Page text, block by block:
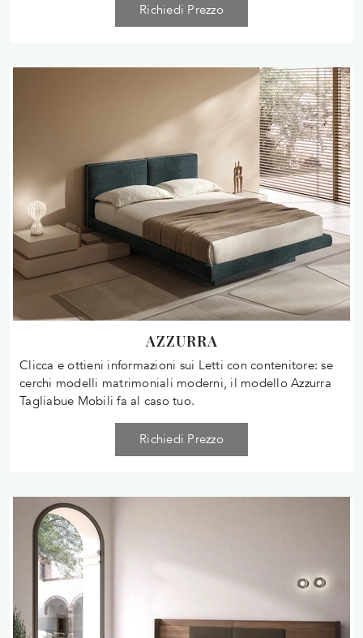
Richiedi Prezzo
AZZURRA
Clicca e ottieni informazioni sui Letti con contenitore: se
cerchi modelli matrimoniali moderni, il modello Azzurra
Tagliabue Mobili fa al caso tuo.
Richiedi Prezzo